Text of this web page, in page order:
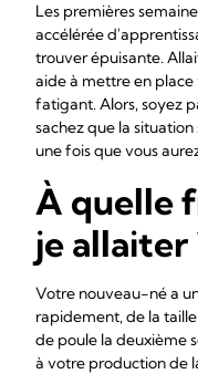
Les premières
accélérée
trouver épuisante.
aide à mettre en
fatigant. Alors, soyez
sachez que la
une fois que vous
À quelle
je allaiter
Votre nouveau-né a
rapidement, de la
de poule la deuxième
à votre production de